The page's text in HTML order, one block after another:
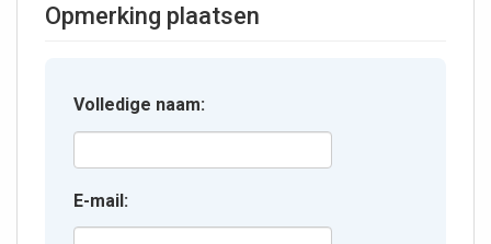
Opmerking plaatsen
Volledige naam:
E-mail: